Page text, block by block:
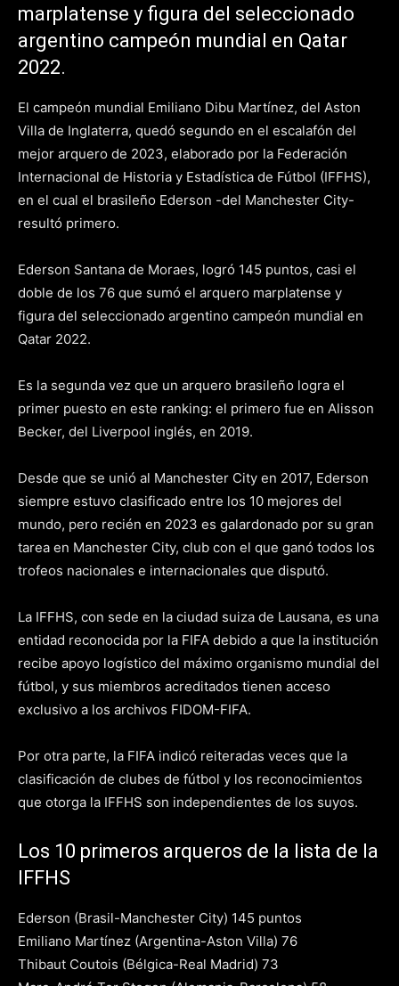
marplatense y figura del seleccionado
argentino campeón mundial en Qatar
2022.
El campeón mundial Emiliano Dibu Martínez, del Aston
Villa de Inglaterra, quedó segundo en el escalafón del
mejor arquero de 2023, elaborado por la Federación
Internacional de Historia y Estadística de Fútbol (IFFHS),
en el cual el brasileño Ederson -del Manchester City-
resultó primero.
Ederson Santana de Moraes, logró 145 puntos, casi el
doble de los 76 que sumó el arquero marplatense y
figura del seleccionado argentino campeón mundial en
Qatar 2022.
Es la segunda vez que un arquero brasileño logra el
primer puesto en este ranking: el primero fue en Alisson
Becker, del Liverpool inglés, en 2019.
Desde que se unió al Manchester City en 2017, Ederson
siempre estuvo clasificado entre los 10 mejores del
mundo, pero recién en 2023 es galardonado por su gran
tarea en Manchester City, club con el que ganó todos los
trofeos nacionales e internacionales que disputó.
La IFFHS, con sede en la ciudad suiza de Lausana, es una
entidad reconocida por la FIFA debido a que la institución
recibe apoyo logístico del máximo organismo mundial del
fútbol, y sus miembros acreditados tienen acceso
exclusivo a los archivos FIDOM-FIFA.
Por otra parte, la FIFA indicó reiteradas veces que la
clasificación de clubes de fútbol y los reconocimientos
que otorga la IFFHS son independientes de los suyos.
Los 10 primeros arqueros de la lista de la
IFFHS
Ederson (Brasil-Manchester City) 145 puntos
Emiliano Martínez (Argentina-Aston Villa) 76
Thibaut Coutois (Bélgica-Real Madrid) 73